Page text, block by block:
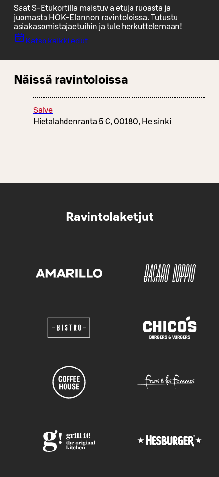
Saat S-Etukortilla maistuvia etuja ruoasta ja
juomasta HOK-Elannon ravintoloissa. Tutustu
asiakasomistajaetuihin ja tule herkuttelemaan!
Katso kaikki edut
Näissä ravintoloissa
Salve
Hietalahdenranta 5 C, 00180, Helsinki
Ravintolaketjut